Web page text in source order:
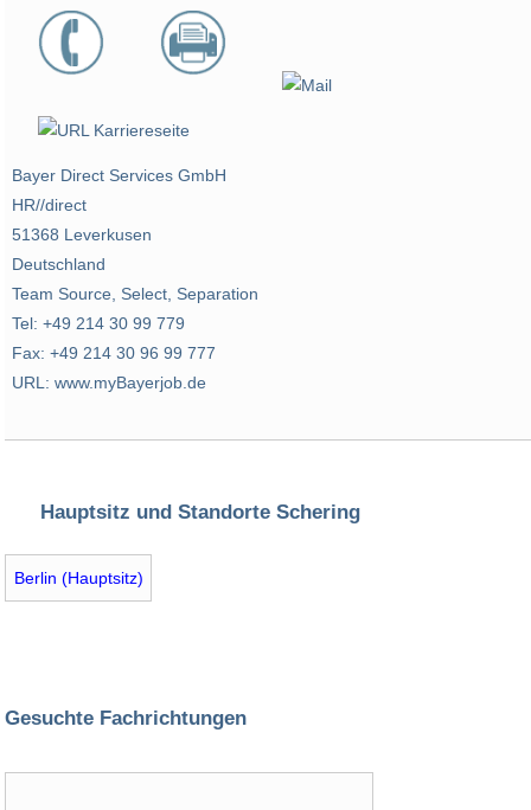
Bayer Direct Services GmbH
HR//direct
51368 Leverkusen
Deutschland
Team Source, Select, Separation
Tel: +49 214 30 99 779
Fax: +49 214 30 96 99 777
URL: www.myBayerjob.de
Hauptsitz und Standorte Schering
Berlin (Hauptsitz)
Gesuchte Fachrichtungen